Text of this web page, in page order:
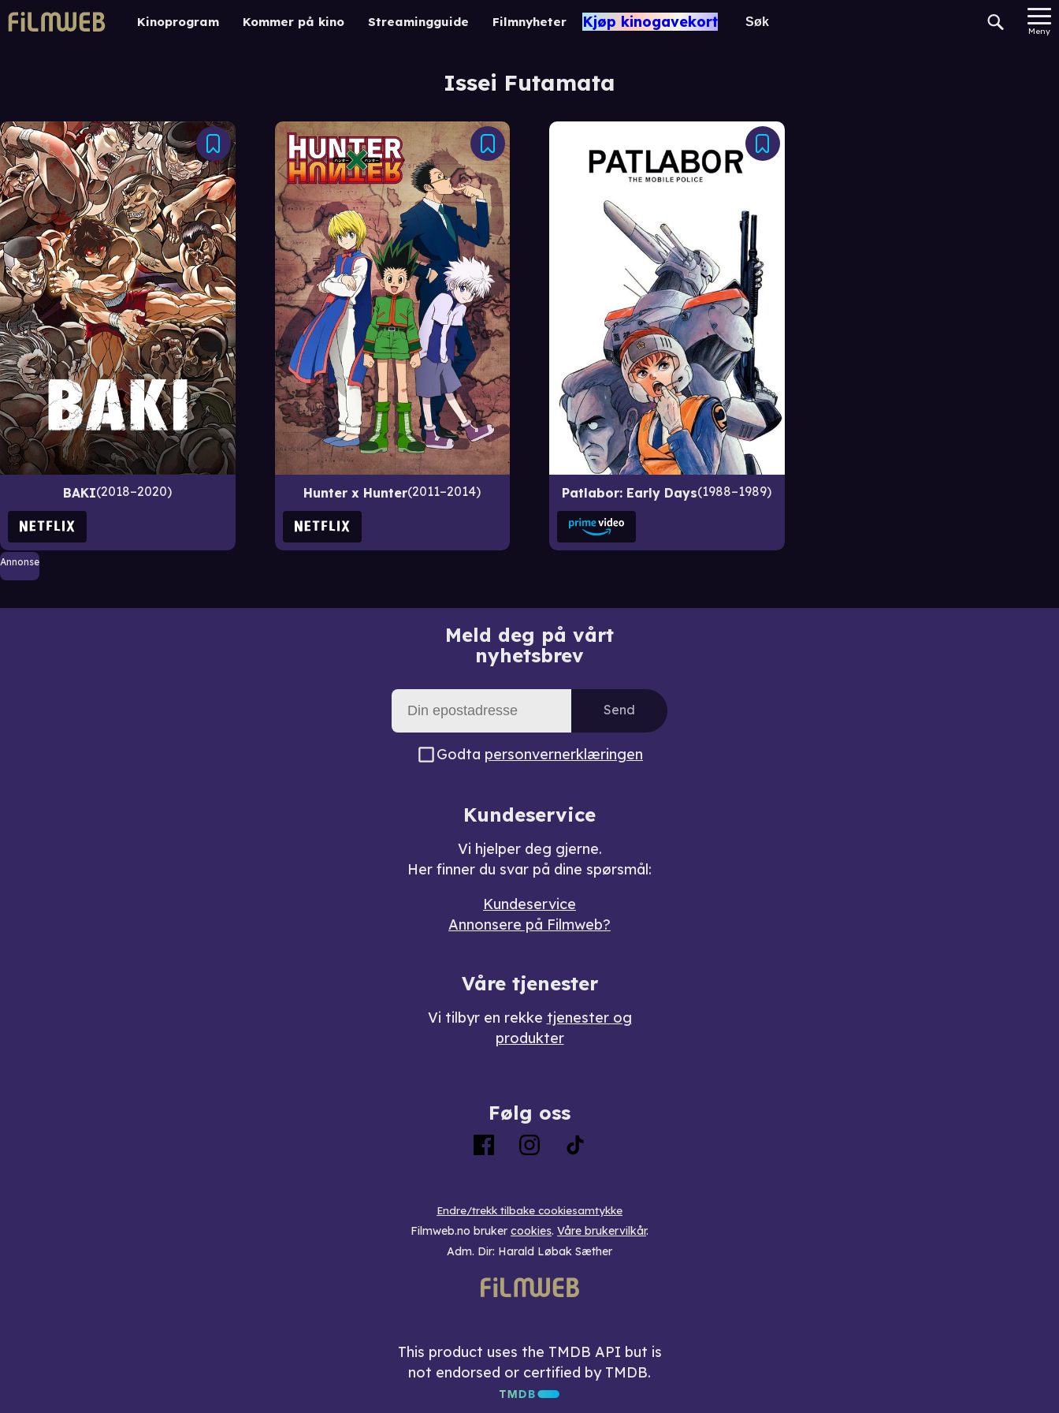
Kinoprogram Kommer på kino Streamingguide Filmnyheter Kjøp kinogavekort
Meny
Issei Futamata
BAKI 2018–2020 Hunter x Hunter 2011–2014 Patlabor: Early Days 1988–1989
Annonse
Meld deg på vårt
nyhetsbrev
Send
Godta personvernerklæringen
Kundeservice
Vi hjelper deg gjerne.
Her finner du svar på dine spørsmål:
Kundeservice
Annonsere på Filmweb?
Våre tjenester
Vi tilbyr en rekke tjenester og
produkter
Følg oss
Endre/trekk tilbake cookiesamtykke
Filmweb.no bruker cookies. Våre brukervilkår.
Adm. Dir: Harald Løbak Sæther
This product uses the TMDB API but is
not endorsed or certified by TMDB.